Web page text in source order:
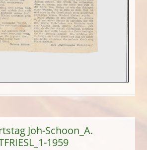
Joh-Schoon_A.
1959